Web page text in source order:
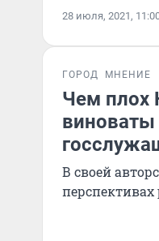
28 июля, 2021,
ГОРОД МНЕНИЕ
Чем плох
В своей
перспективах